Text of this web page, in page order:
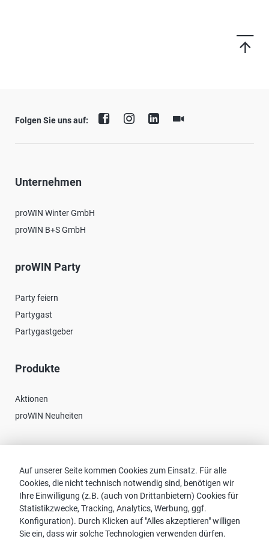
Auf unserer Seite kommen Cookies zum Einsatz. Für alle
Cookies, die nicht technisch notwendig sind, benötigen wir
Ihre Einwilligung (z.B. (auch von Drittanbietern) Cookies für
Statistikzwecke, Tracking, Analytics, Werbung, ggf.
Konfiguration). Durch Klicken auf "Alles akzeptieren" willigen
Sie ein, dass wir solche Technologien verwenden dürfen.
Folgen Sie uns auf:
Unternehmen
proWIN Winter GmbH
proWIN B+S GmbH
proWIN Party
Party feiern
Partygast
Partygastgeber
Produkte
Aktionen
proWIN Neuheiten
Vertriebspartnersuche
Kontakt zu proWIN
Service-FAQ